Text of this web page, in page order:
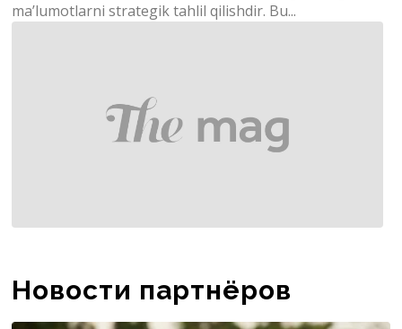
ma’lumotlarni strategik tahlil qilishdir. Bu...
Новости партнёров